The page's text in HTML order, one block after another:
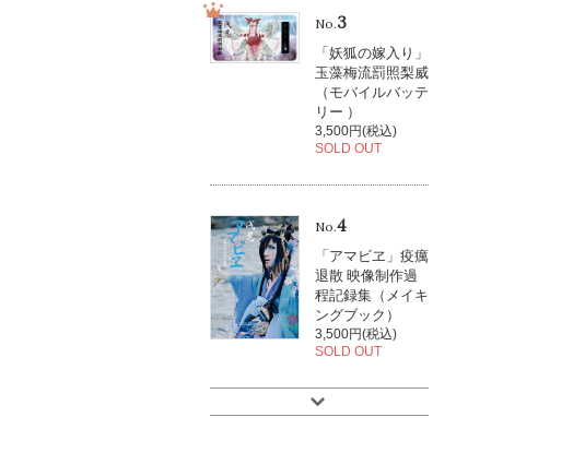
No.3
「妖狐の嫁入り」
玉藻梅流罰照梨威
（モバイルバッテ
リー ）
3,500円(税込)
SOLD OUT
No.4
「アマビヱ」疫癘
退散 映像制作過
程記録集（メイキ
ングブック）
3,500円(税込)
SOLD OUT